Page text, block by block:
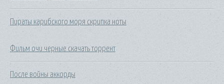
Пираты карибского моря скрипка ноты
Фильм очи черные скачать торрент
После войны аккорды